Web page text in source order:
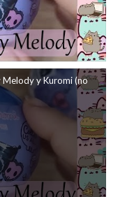
Melody y Kuromi (no